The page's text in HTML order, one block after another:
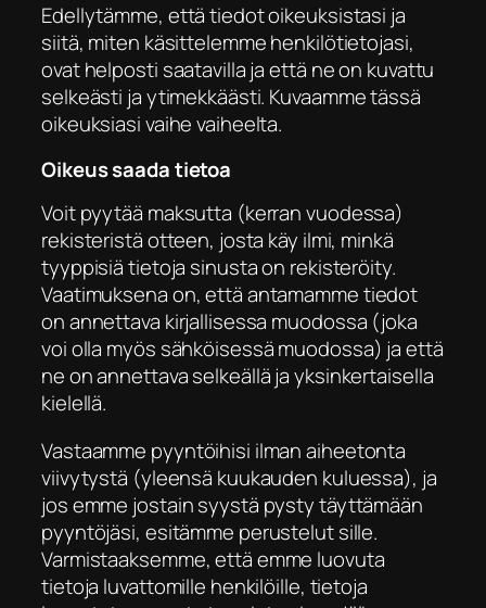
Edellytämme, että tiedot oikeuksistasi ja
siitä, miten käsittelemme henkilötietojasi,
ovat helposti saatavilla ja että ne on kuvattu
selkeästi ja ytimekkäästi. Kuvaamme tässä
oikeuksiasi vaihe vaiheelta.
Oikeus saada tietoa
Voit pyytää maksutta (kerran vuodessa)
rekisteristä otteen, josta käy ilmi, minkä
tyyppisiä tietoja sinusta on rekisteröity.
Vaatimuksena on, että antamamme tiedot
on annettava kirjallisessa muodossa (joka
voi olla myös sähköisessä muodossa) ja että
ne on annettava selkeällä ja yksinkertaisella
kielellä.
Vastaamme pyyntöihisi ilman aiheetonta
viivytystä (yleensä kuukauden kuluessa), ja
jos emme jostain syystä pysty täyttämään
pyyntöjäsi, esitämme perustelut sille.
Varmistaaksemme, että emme luovuta
tietoja luvattomille henkilöille, tietoja